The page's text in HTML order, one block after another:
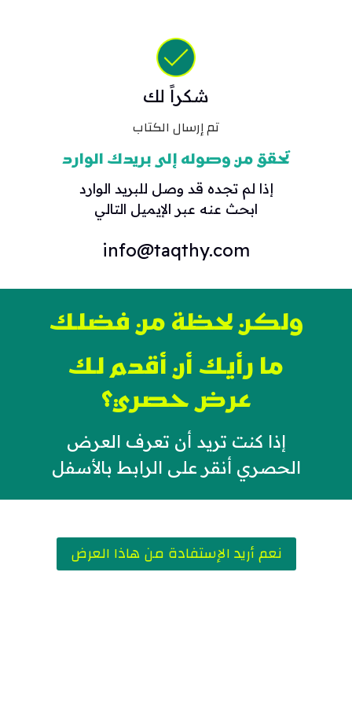
شكراً لك
تم إرسال الكتاب
تحقق من وصوله إلى بريدك الوارد
إذا لم تجده قد وصل للبريد الوارد
ابحث عنه عبر الإيميل التالي
info@taqthy.com
ولكن لحظة من فضلك
ما رأيك أن أقدم لك
عرض حصري؟
إذا كنت تريد أن تعرف العرض
الحصري أنقر على الرابط بالأسفل
نعم أريد الإستفادة من هاذا العرض